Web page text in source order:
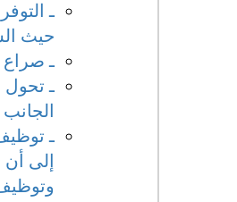
ـ
حيث
ـ صراع
ـ
ـ
إلى